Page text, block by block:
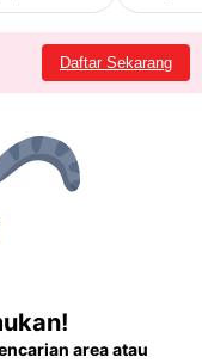
Daftar Sekarang
area atau